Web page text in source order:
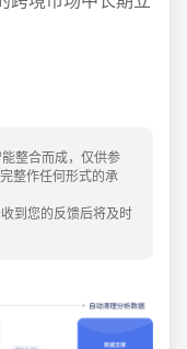
整合而成，仅供参
整作任何形式的承
到您的反馈后将及时